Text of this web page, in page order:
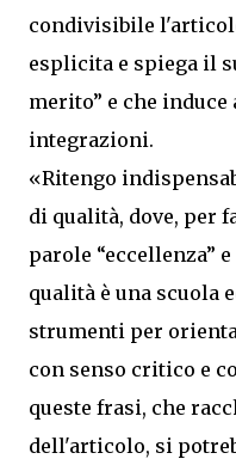
condivisibile
esplicita e spiega il
merito” e che
integrazioni.
«Ritengo
di qualità, dove, per
parole “eccellenza”
qualità è una scuola
strumenti per
con senso critico e
queste frasi, che
dell'articolo, si